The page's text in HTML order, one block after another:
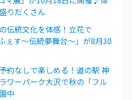
りだくさん
伝統文化を体感！立花で
ぇす～伝統夢舞台～」が8月30
約なしで楽しめる！道の駅 神
ワーパーク大沢で秋の「フル
中